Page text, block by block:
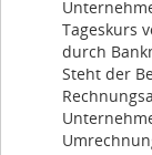
Tageskurs
durch
Steht der